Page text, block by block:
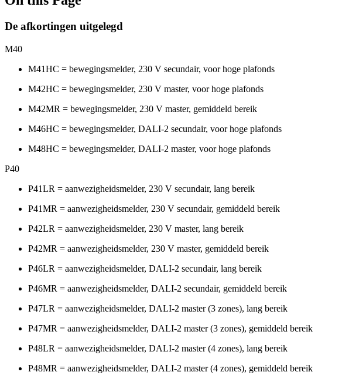
De afkortingen uitgelegd
M40
M41HC = bewegingsmelder, 230 V secundair, voor hoge plafonds
M42HC = bewegingsmelder, 230 V master, voor hoge plafonds
M42MR = bewegingsmelder, 230 V master, gemiddeld bereik
M46HC = bewegingsmelder, DALI-2 secundair, voor hoge plafonds
M48HC = bewegingsmelder, DALI-2 master, voor hoge plafonds
P40
P41LR = aanwezigheidsmelder, 230 V secundair, lang bereik
P41MR = aanwezigheidsmelder, 230 V secundair, gemiddeld bereik
P42LR = aanwezigheidsmelder, 230 V master, lang bereik
P42MR = aanwezigheidsmelder, 230 V master, gemiddeld bereik
P46LR = aanwezigheidsmelder, DALI-2 secundair, lang bereik
P46MR = aanwezigheidsmelder, DALI-2 secundair, gemiddeld bereik
P47LR = aanwezigheidsmelder, DALI-2 master (3 zones), lang bereik
P47MR = aanwezigheidsmelder, DALI-2 master (3 zones), gemiddeld bereik
P48LR = aanwezigheidsmelder, DALI-2 master (4 zones), lang bereik
P48MR = aanwezigheidsmelder, DALI-2 master (4 zones), gemiddeld bereik